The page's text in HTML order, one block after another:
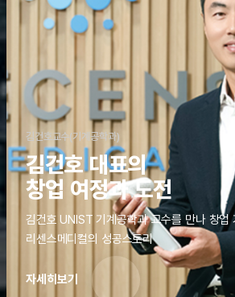
김건호교수(기계공학과)
김건호 대표의
창업 여정과 도전
김건호 UNIST 기계공학과 교수를 만나 창업
리센스메디컬의 성공스토리
자세히보기